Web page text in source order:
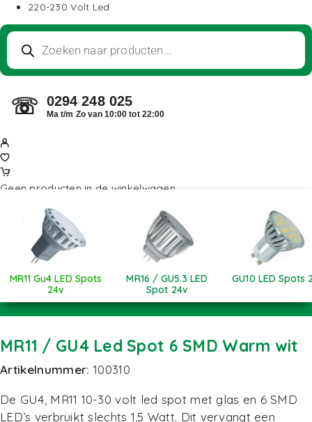
220-230 Volt Led
☏ 0294 248 025
Ma t/m Zo van 10:00 tot 22:00
Geen producten in de winkelwagen.
MR11 Gu4 LED Spots
24v
MR16 / GU5.3 LED
Spot 24v
GU10 LED Spots
MR11 / GU4 Led Spot 6 SMD Warm wit
Artikelnummer:100310
De GU4, MR11 10-30 volt led spot met glas en 6 SMD
LED’s verbruikt slechts 1,5 Watt. Dit vervangt een